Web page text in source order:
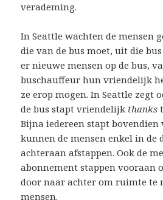
verademing.
In Seattle wachten de mensen
die van de bus moet, uit die
er nieuwe mensen op de bus,
buschauffeur hun vriendelijk
ze erop mogen. In Seattle zegt
de bus stapt vriendelijk thanks
Bijna iedereen stapt
kunnen de mensen enkel in de
achteraan afstappen. Ook de
abonnement stappen vooraan
door naar achter om ruimte te
mensen.